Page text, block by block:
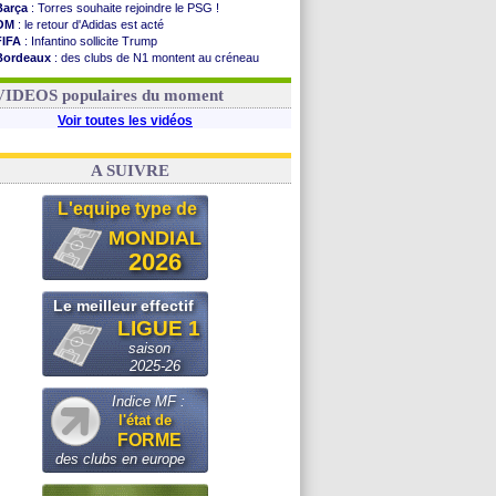
: Torres souhaite rejoindre le PSG !
: le retour d'Adidas est acté
: Infantino sollicite Trump
: des clubs de N1 montent au créneau
: le démenti de Leipzig pour Diomandé
populaires du moment
Voir toutes les vidéos
A SUIVRE
L'equipe type de
MONDIAL
2026
Le meilleur effectif
LIGUE 1
saison
2025-26
Indice MF :
l'état de
FORME
des clubs en europe